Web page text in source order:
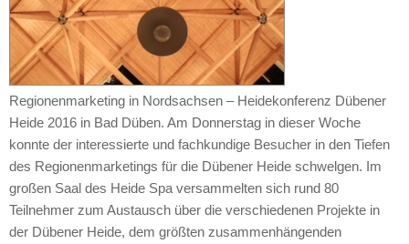
Regionenmarketing in Nordsachsen – Heidekonferenz Dübener
Heide 2016 in Bad Düben. Am Donnerstag in dieser Woche
konnte der interessierte und fachkundige Besucher in den Tiefen
des Regionenmarketings für die Dübener Heide schwelgen. Im
großen Saal des Heide Spa versammelten sich rund 80
Teilnehmer zum Austausch über die verschiedenen Projekte in
der Dübener Heide, dem größten zusammenhängenden